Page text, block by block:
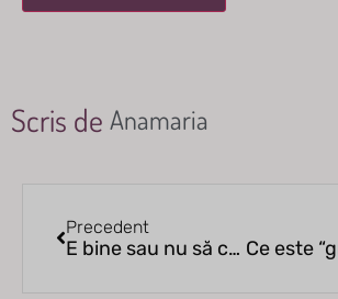
Scris de Anamaria
Precedent
E bine sau nu să consumăm ovăz la micul-dejun?